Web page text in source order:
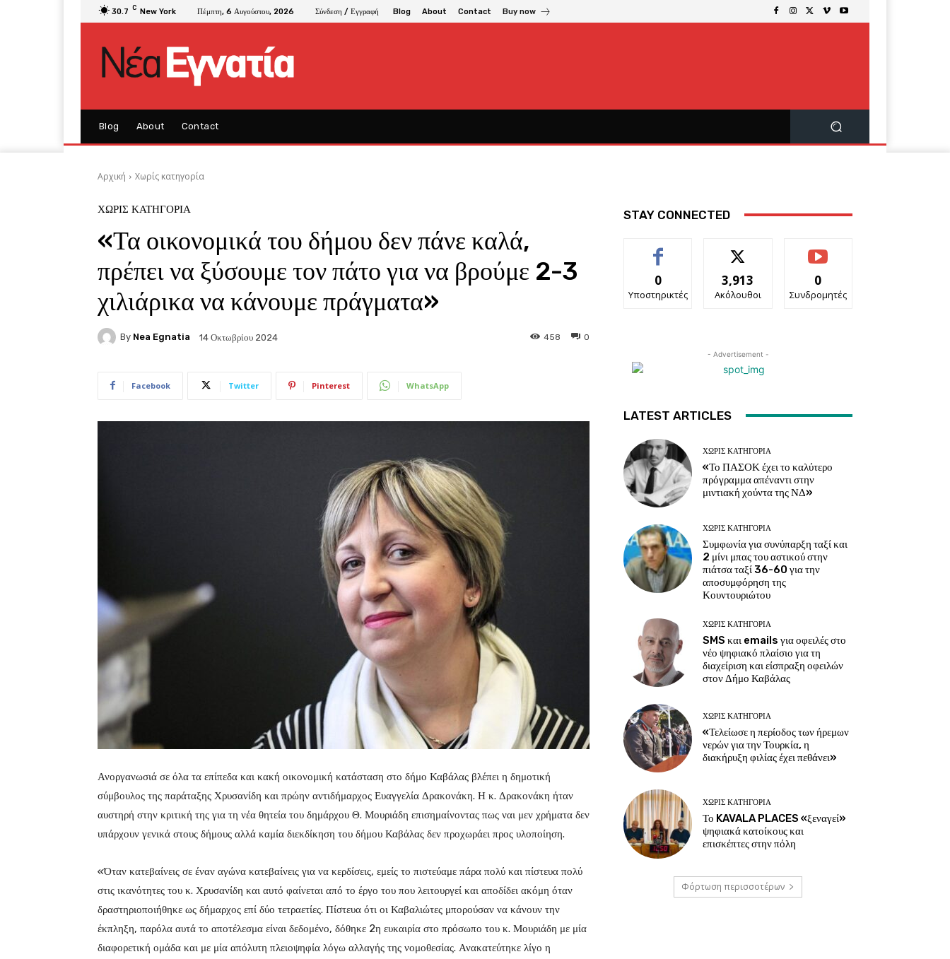
30.7 C New York Πέμπτη, 6 Αυγούστου, 2026 Σύνδεση / Εγγραφή Blog About Contact Buy now
Blog About Contact
Αρχική Χωρίς κατηγορία
ΧΩΡΊΣ ΚΑΤΗΓΟΡΊΑ
«Τα οικονομικά του δήμου δεν πάνε καλά,
πρέπει να ξύσουμε τον πάτο για να βρούμε 2-3
χιλιάρικα να κάνουμε πράγματα»
By Nea Egnatia 14 Οκτωβρίου 2024 0
458
Facebook Twitter Pinterest WhatsApp
Ανοργανωσιά σε όλα τα επίπεδα και κακή οικονομική κατάσταση στο δήμο Καβάλας βλέπει η δημοτική
σύμβουλος της παράταξης Χρυσανίδη και πρώην αντιδήμαρχος Ευαγγελία Δρακονάκη. Η κ. Δρακονάκη ήταν
αυστηρή στην κριτική της για τη νέα θητεία του δημάρχου Θ. Μουριάδη επισημαίνοντας πως ναι μεν χρήματα δεν
υπάρχουν γενικά στους δήμους αλλά καμία διεκδίκηση του δήμου Καβάλας δεν προχωράει προς υλοποίηση.
«Όταν κατεβαίνεις σε έναν αγώνα κατεβαίνεις για να κερδίσεις, εμείς το πιστεύαμε πάρα πολύ και πίστευα πολύ
στις ικανότητες του κ. Χρυσανίδη και αυτό φαίνεται από το έργο του που λειτουργεί και αποδίδει ακόμη όταν
δραστηριοποιήθηκε ως δήμαρχος επί δύο τετραετίες. Πίστευα ότι οι Καβαλιώτες μπορούσαν να κάνουν την
έκπληξη, παρόλα αυτά το αποτέλεσμα είναι δεδομένο, δόθηκε 2η ευκαιρία στο πρόσωπο του κ. Μουριάδη με μία
διαφορετική ομάδα και με μία απόλυτη πλειοψηφία λόγω αλλαγής της νομοθεσίας. Ανακατεύτηκε λίγο η
STAY CONNECTED
0
Υποστηρικτές
3,913
Ακόλουθοι
0
Συνδρομητές
- Advertisement -
LATEST ARTICLES
ΧΩΡΊΣ ΚΑΤΗΓΟΡΊΑ
«Το ΠΑΣΟΚ έχει το καλύτερο
πρόγραμμα απέναντι στην
μιντιακή χούντα της ΝΔ»
ΧΩΡΊΣ ΚΑΤΗΓΟΡΊΑ
Συμφωνία για συνύπαρξη ταξί και
2 μίνι μπας του αστικού στην
πιάτσα ταξί 36-60 για την
αποσυμφόρηση της
Κουντουριώτου
ΧΩΡΊΣ ΚΑΤΗΓΟΡΊΑ
SMS και emails για οφειλές στο
νέο ψηφιακό πλαίσιο για τη
διαχείριση και είσπραξη οφειλών
στον Δήμο Καβάλας
ΧΩΡΊΣ ΚΑΤΗΓΟΡΊΑ
«Τελείωσε η περίοδος των ήρεμων
νερών για την Τουρκία, η
διακήρυξη φιλίας έχει πεθάνει»
ΧΩΡΊΣ ΚΑΤΗΓΟΡΊΑ
Το KAVALA PLACES «ξεναγεί»
ψηφιακά κατοίκους και
επισκέπτες στην πόλη
Φόρτωση περισσοτέρων